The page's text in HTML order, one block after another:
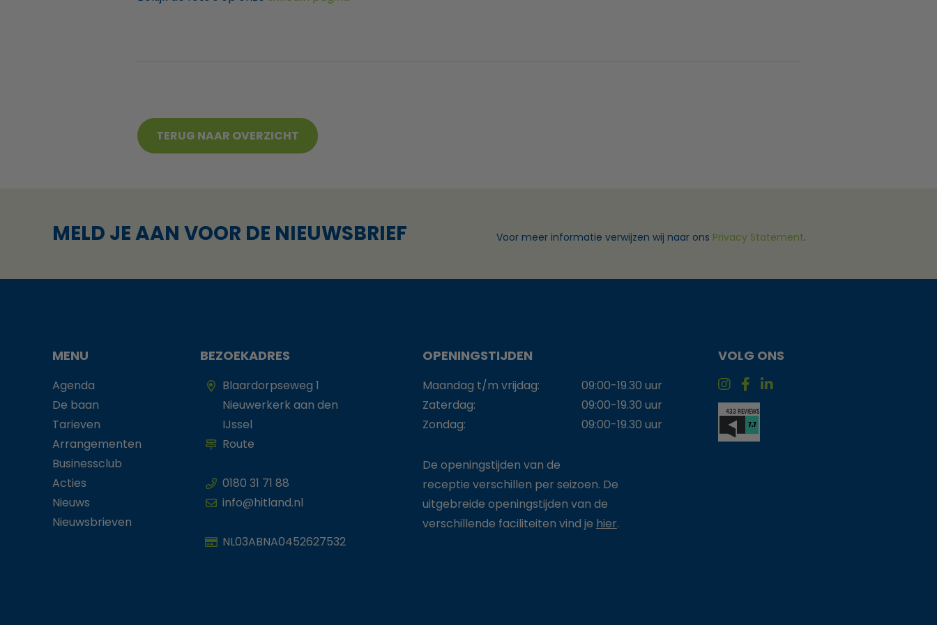
TERUG NAAR OVERZICHT
MELD JE AAN VOOR DE NIEUWSBRIEF Voor meer informatie verwijzen wij naar ons Privacy Statement.
MENU
Agenda
De baan
Tarieven
Arrangementen
Businessclub
Acties
Nieuws
Nieuwsbrieven
BEZOEKADRES
Blaardorpseweg 1
Nieuwerkerk aan den
IJssel
Route
0180 31 71 88
info@hitland.nl
NL03ABNA0452627532
OPENINGSTIJDEN
Maandag t/m vrijdag:
09:00-19.30 uur
Zaterdag:
09:00-19.30 uur
Zondag:
09:00-19.30 uur
De openingstijden van de
receptie verschillen per seizoen. De
uitgebreide openingstijden van de
verschillende faciliteiten vind je hier.
VOLG ONS